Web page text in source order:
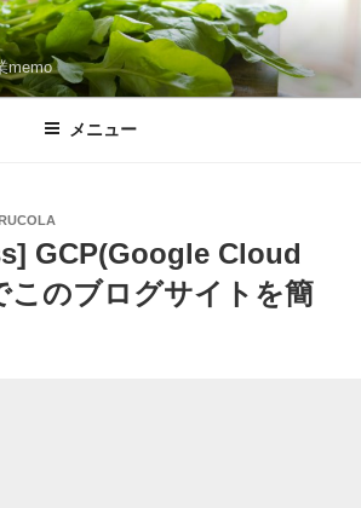
memo
メニュー
GCP(Google Cloud
このブログサイトを簡